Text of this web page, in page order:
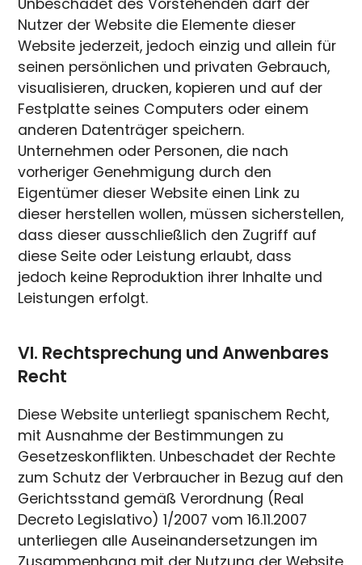
Unbeschadet des Vorstehenden darf der
Nutzer der Website die Elemente dieser
Website jederzeit, jedoch einzig und allein für
seinen persönlichen und privaten Gebrauch,
visualisieren, drucken, kopieren und auf der
Festplatte seines Computers oder einem
anderen Datenträger speichern.
Unternehmen oder Personen, die nach
vorheriger Genehmigung durch den
Eigentümer dieser Website einen Link zu
dieser herstellen wollen, müssen sicherstellen,
dass dieser ausschließlich den Zugriff auf
diese Seite oder Leistung erlaubt, dass
jedoch keine Reproduktion ihrer Inhalte und
Leistungen erfolgt.
VI. Rechtsprechung und Anwenbares
Recht
Diese Website unterliegt spanischem Recht,
mit Ausnahme der Bestimmungen zu
Gesetzeskonflikten. Unbeschadet der Rechte
zum Schutz der Verbraucher in Bezug auf den
Gerichtsstand gemäß Verordnung (Real
Decreto Legislativo) 1/2007 vom 16.11.2007
unterliegen alle Auseinandersetzungen im